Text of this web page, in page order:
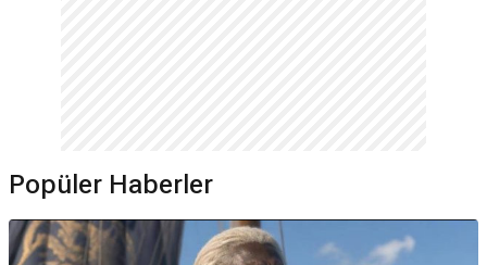
Popüler Haberler